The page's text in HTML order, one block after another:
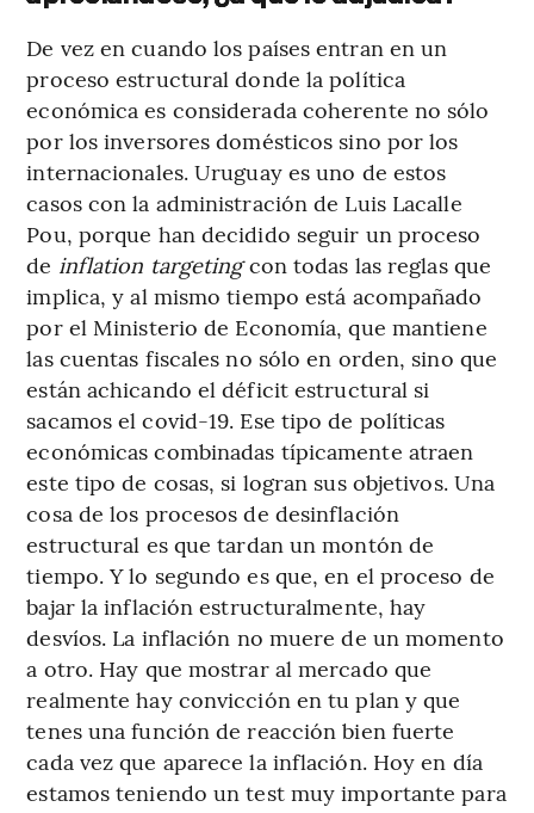
De vez en cuando los países entran en un
proceso estructural donde la política
económica es considerada coherente no sólo
por los inversores domésticos sino por los
internacionales. Uruguay es uno de estos
casos con la administración de Luis Lacalle
Pou, porque han decidido seguir un proceso
de inflation targetingcon todas las reglas que
implica, y al mismo tiempo está acompañado
por el Ministerio de Economía, que mantiene
las cuentas fiscales no sólo en orden, sino que
están achicando el déficit estructural si
sacamos el covid-19. Ese tipo de políticas
económicas combinadas típicamente atraen
este tipo de cosas, si logran sus objetivos. Una
cosa de los procesos de desinflación
estructural es que tardan un montón de
tiempo. Y lo segundo es que, en el proceso de
bajar la inflación estructuralmente, hay
desvíos. La inflación no muere de un momento
a otro. Hay que mostrar al mercado que
realmente hay convicción en tu plan y que
tenes una función de reacción bien fuerte
cada vez que aparece la inflación. Hoy en día
estamos teniendo un test muy importante para